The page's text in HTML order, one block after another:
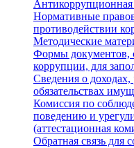
Антикоррупционная
Нормативные
противодействии
Методические
Формы документов,
коррупции, для
Сведения о
обязательствах
Комиссия по
поведению и
(аттестационная
Обратная связь для